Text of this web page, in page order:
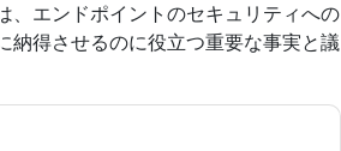
、エンドポイントのセキュリティへの
納得させるのに役立つ重要な事実と議